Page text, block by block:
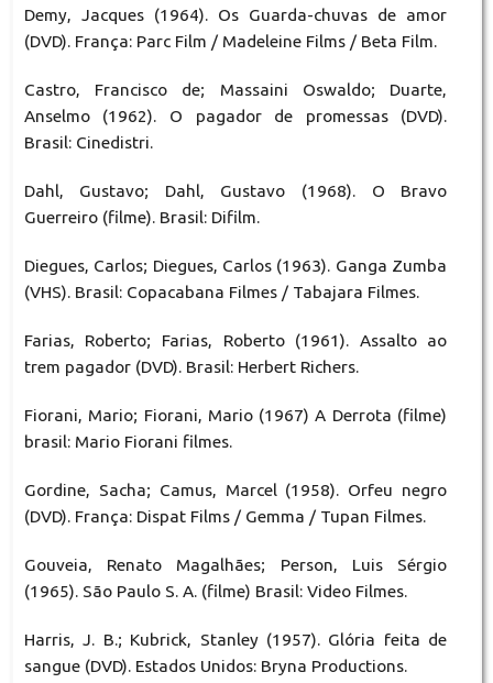
Demy, Jacques (1964). Os Guarda-chuvas de amor
(DVD). França: Parc Film / Madeleine Films / Beta Film.
Castro, Francisco de; Massaini Oswaldo; Duarte,
Anselmo (1962). O pagador de promessas (DVD).
Brasil: Cinedistri.
Dahl, Gustavo; Dahl, Gustavo (1968). O Bravo
Guerreiro (filme). Brasil: Difilm.
Diegues, Carlos; Diegues, Carlos (1963). Ganga Zumba
(VHS). Brasil: Copacabana Filmes / Tabajara Filmes.
Farias, Roberto; Farias, Roberto (1961). Assalto ao
trem pagador (DVD). Brasil: Herbert Richers.
Fiorani, Mario; Fiorani, Mario (1967) A Derrota (filme)
brasil: Mario Fiorani filmes.
Gordine, Sacha; Camus, Marcel (1958). Orfeu negro
(DVD). França: Dispat Films / Gemma / Tupan Filmes.
Gouveia, Renato Magalhães; Person, Luis Sérgio
(1965). São Paulo S. A. (filme) Brasil: Video Filmes.
Harris, J. B.; Kubrick, Stanley (1957). Glória feita de
sangue (DVD). Estados Unidos: Bryna Productions.